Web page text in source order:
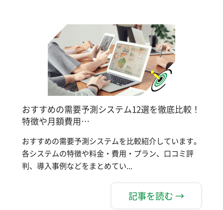
おすすめの需要予測システム12選を徹底比較！
特徴や月額費用…
おすすめの需要予測システムを比較紹介しています。
各システムの特徴や料金・費用・プラン、口コミ評
判、導入事例などをまとめてい...
記事を読む →